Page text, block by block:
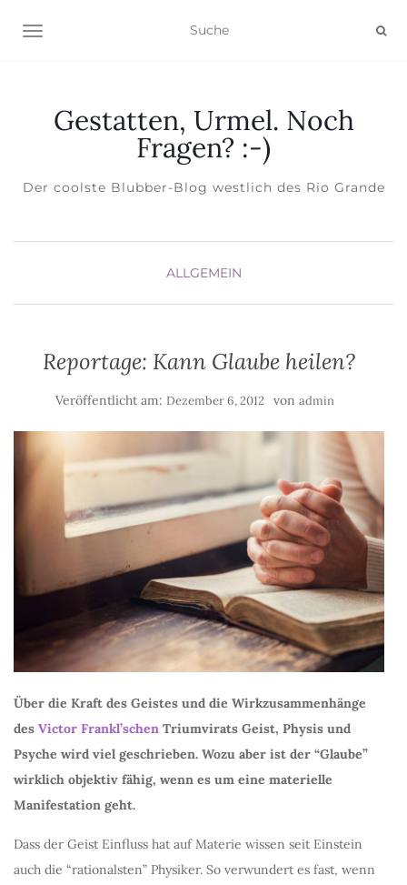
NAVIGATION EIN-/AUSSCHALTEN
Gestatten, Urmel. Noch
Fragen? :-)
Der coolste Blubber-Blog westlich des Rio Grande
ALLGEMEIN
Reportage: Kann Glaube heilen?
Veröffentlicht am: Dezember 6, 2012 von admin
Über die Kraft des Geistes und die Wirkzusammenhänge
des Victor Frankl’schen Triumvirats Geist, Physis und
Psyche wird viel geschrieben. Wozu aber ist der “Glaube”
wirklich objektiv fähig, wenn es um eine materielle
Manifestation geht.
Dass der Geist Einfluss hat auf Materie wissen seit Einstein
auch die “rationalsten” Physiker. So verwundert es fast, wenn